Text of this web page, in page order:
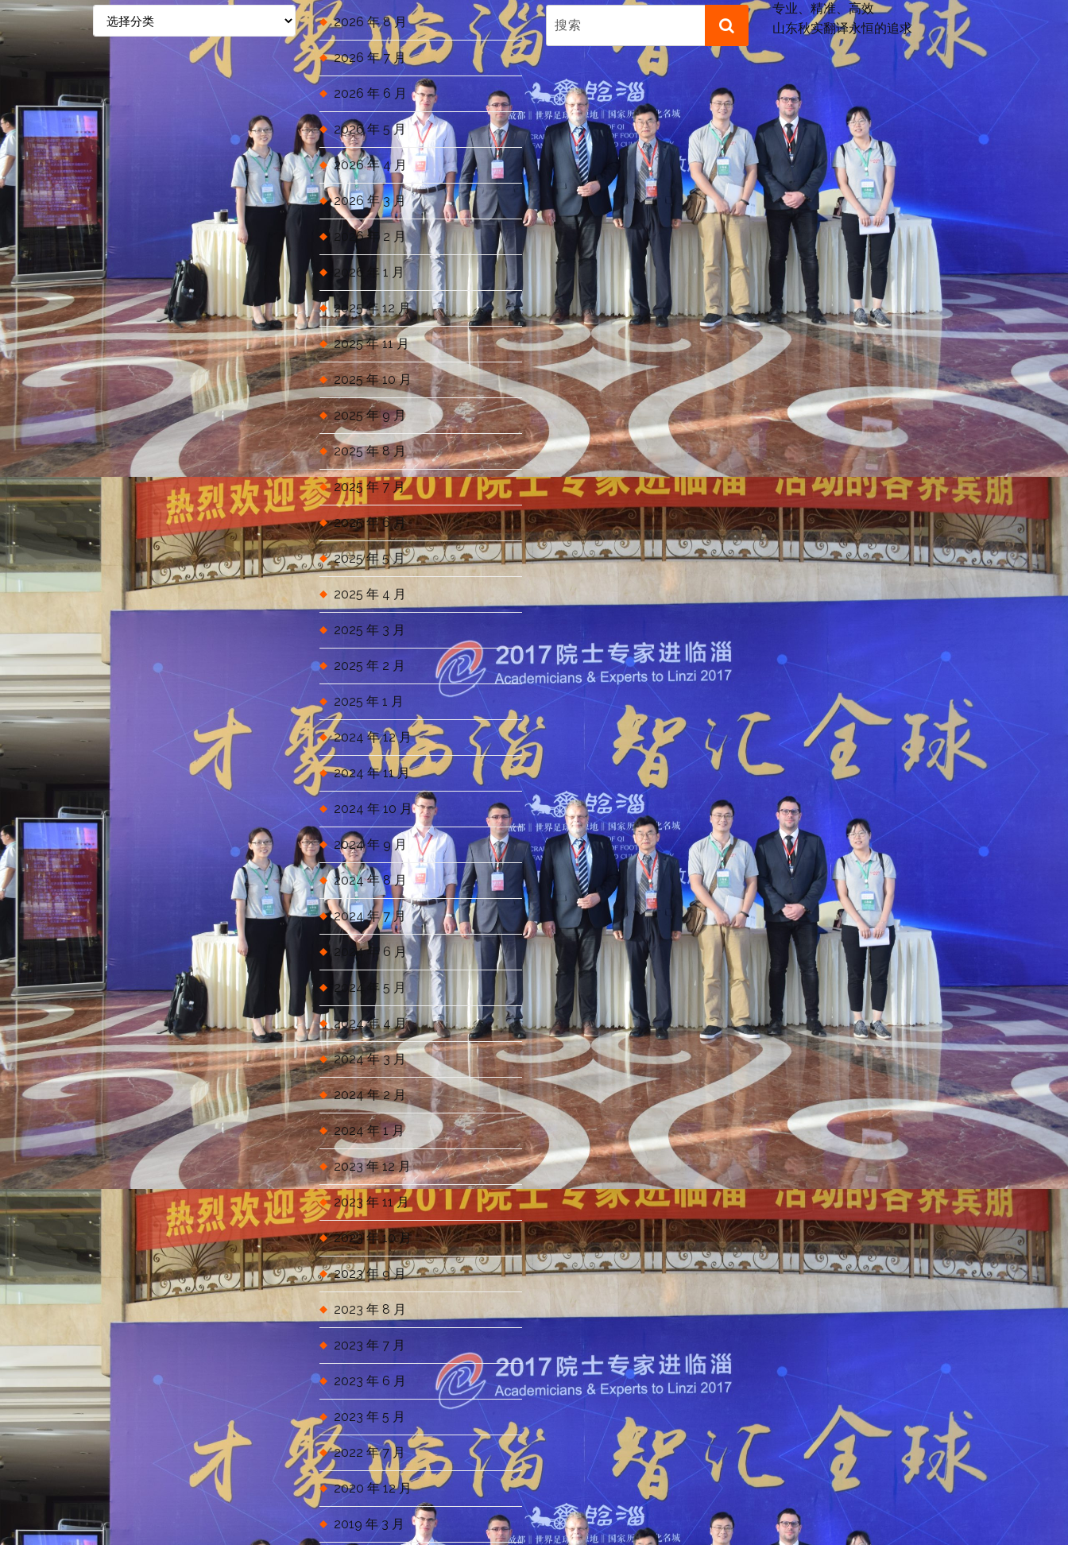
信
息
类
2026 年 8 月
2026 年 7 月
2026 年 6 月
2026 年 5 月
2026 年 4 月
2026 年 3 月
2026 年 2 月
2026 年 1 月
2025 年 12 月
2025 年 11 月
2025 年 10 月
2025 年 9 月
2025 年 8 月
2025 年 7 月
2025 年 6 月
2025 年 5 月
2025 年 4 月
2025 年 3 月
2025 年 2 月
2025 年 1 月
2024 年 12 月
2024 年 11 月
2024 年 10 月
2024 年 9 月
2024 年 8 月
2024 年 7 月
2024 年 6 月
2024 年 5 月
2024 年 4 月
2024 年 3 月
2024 年 2 月
2024 年 1 月
2023 年 12 月
2023 年 11 月
2023 年 10 月
2023 年 9 月
2023 年 8 月
2023 年 7 月
2023 年 6 月
2023 年 5 月
2022 年 7 月
2020 年 12 月
2019 年 3 月
专业、精准、高效
山东秋实翻译永恒的追求